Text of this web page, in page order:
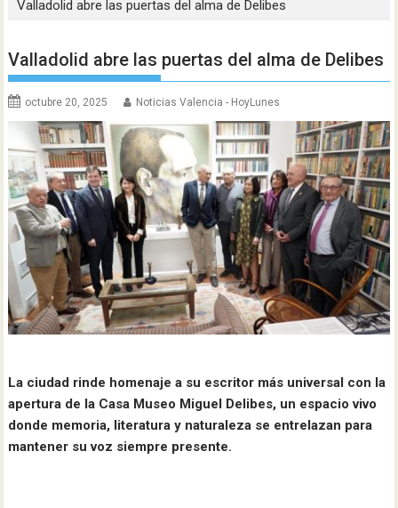
Valladolid abre las puertas del alma de Delibes
Valladolid abre las puertas del alma de Delibes
octubre 20, 2025 Noticias Valencia - HoyLunes
La ciudad rinde homenaje a su escritor más universal con la
apertura de la Casa Museo Miguel Delibes, un espacio vivo
donde memoria, literatura y naturaleza se entrelazan para
mantener su voz siempre presente.